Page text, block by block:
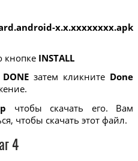
x.x.xxxxxxxx.apk
кнопке INSTALL
DONEзатем кликните Done
чтобы скачать его. Вам
чтобы скачать этот файл.
4